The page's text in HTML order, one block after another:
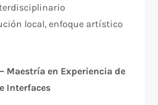
local, enfoque artístico
Maestría en Experiencia de
Interfaces